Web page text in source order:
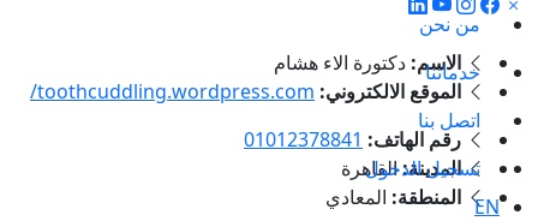
من نحن
خدماتنا
اتصل بنا
تسجيل الدخول
EN
الاسم: دكتورة الاء هشام
الموقع الالكتروني: toothcuddling.wordpress.com/
رقم الهاتف: 01012378841
المدينة:القاهرة
المنطقة: المعادي